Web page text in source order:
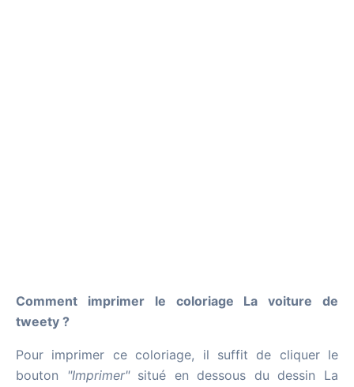
Comment imprimer le coloriage La voiture de
tweety ?
Pour imprimer ce coloriage, il suffit de cliquer le
bouton "Imprimer"situé en dessous du dessin La